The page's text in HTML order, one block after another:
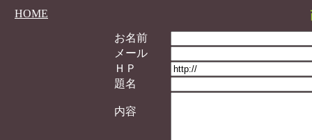
HOME
お名前
メール
ＨＰ
題名
内容